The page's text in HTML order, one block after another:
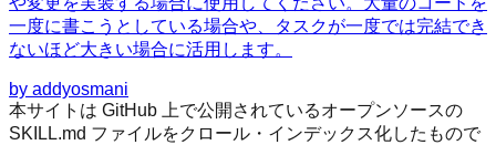
一度に書こうとしている場合や、タスクが一度では完結でき
ないほど大きい場合に活用します。
by addyosmani
本サイトは GitHub 上で公開されているオープンソースの
SKILL.md ファイルをクロール・インデックス化したもので